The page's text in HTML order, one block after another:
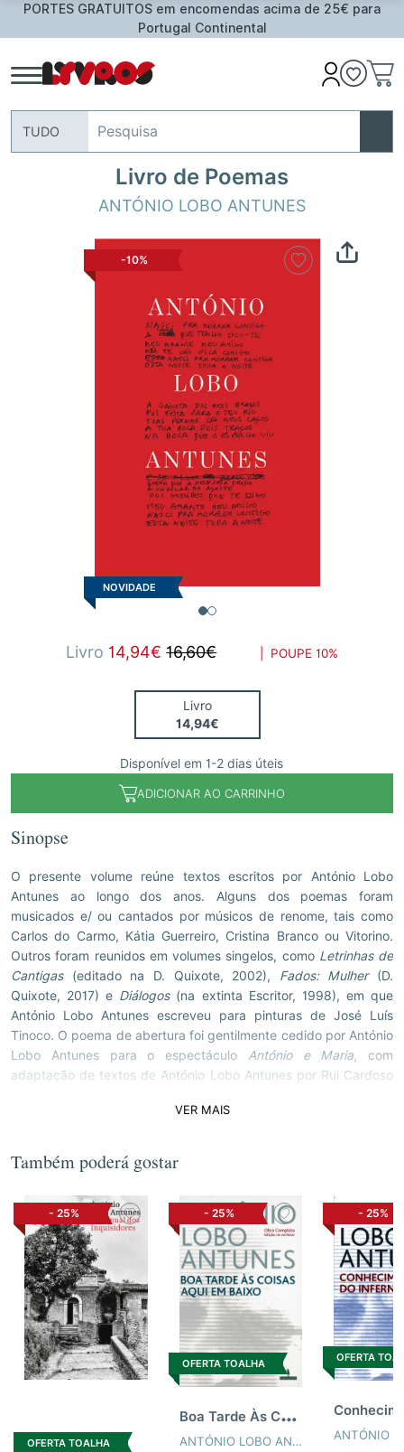
PORTES GRATUITOS em encomendas acima de 25€ para
Portugal Continental
TUDO
Livro de Poemas
ANTÓNIO LOBO ANTUNES
-10%
NOVIDADE
Livro 14,94€ 16,60€ | POUPE 10%
Livro
14,94€
Disponível em 1-2 dias úteis
ADICIONAR AO CARRINHO
Sinopse
O presente volume reúne textos escritos por António Lobo
Antunes ao longo dos anos. Alguns dos poemas foram
musicados e/ ou cantados por músicos de renome, tais como
Carlos do Carmo, Kátia Guerreiro, Cristina Branco ou Vitorino.
Outros foram reunidos em volumes singelos, como Letrinhas de
Cantigas(editado na D. Quixote, 2002), Fados: Mulher(D.
Quixote, 2017) e Diálogos (na extinta Escritor, 1998), em que
António Lobo Antunes escreveu para pinturas de José Luís
Tinoco. O poema de abertura foi gentilmente cedido por António
Lobo Antunes para o espectáculo António e Maria, com
adaptação de textos de António Lobo Antunes por Rui Cardoso
Teatro Meridional entre 2015 e 2017. Já o soneto
apenas divulgado por António Lobo Antunes numa entrevista
concedida à imprensa portuguesa em 2017. A edição deste
de Poemaspretende atribuir a todos estes textos uma unidade
possível.
VER MAIS
Também poderá gostar
- 25%
OFERTA TOALHA
- 25%
OFERTA TOALHA
B
oa Tarde Às Coisas Aqui Em Baixo (NV)
ANTÓNIO LOBO ANTUNES
- 25%
OFERTA